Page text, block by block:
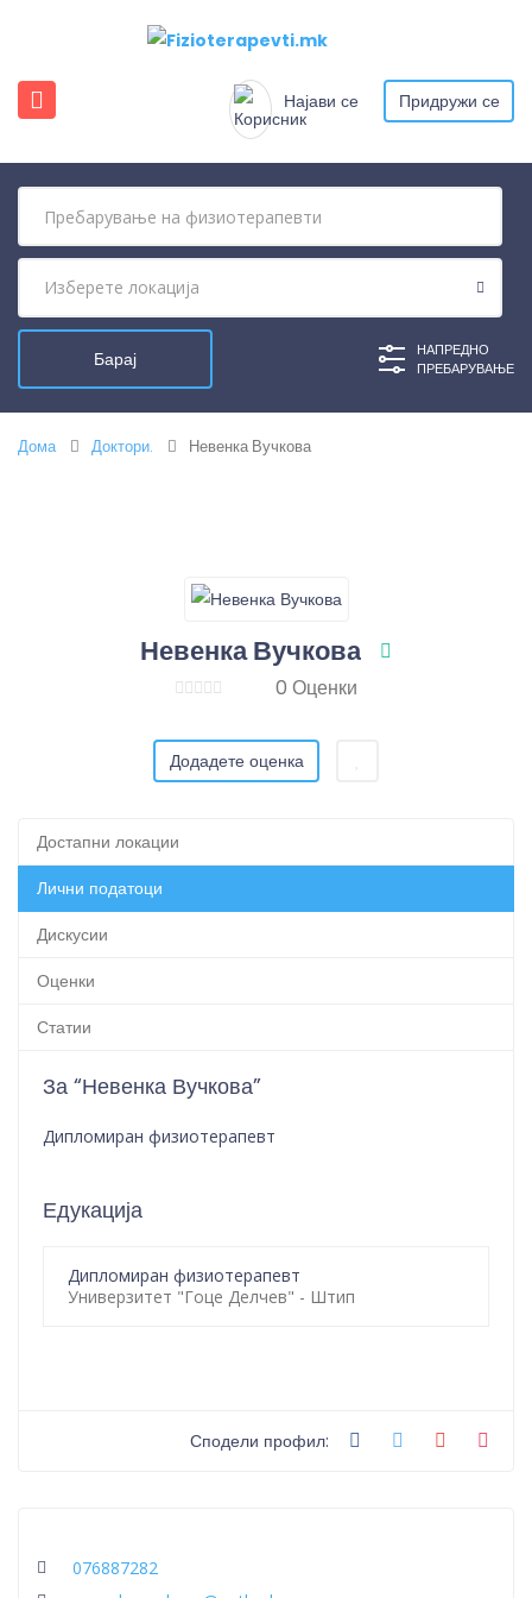
Најави се Придружи се
НАПРЕДНО
ПРЕБАРУВАЊЕ
Дома Доктори. Невенка Вучкова
Невенка Вучкова
0 Оценки
Додадете оценка
Достапни локации
Лични податоци
Дискусии
Оценки
Статии
За “Невенка Вучкова”
Дипломиран физиотерапевт
Едукација
Дипломиран физиотерапевт
Универзитет "Гоце Делчев" - Штип
Сподели профил:
076887282